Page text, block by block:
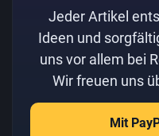
Jeder Artikel
Ideen und
uns vor allem bei
Wir freuen uns
Mit